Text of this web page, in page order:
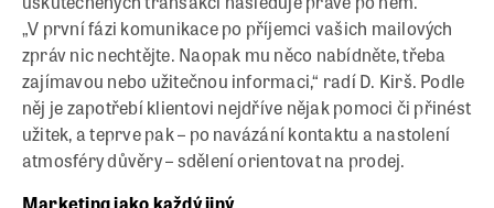
„V první fázi komunikace po příjemci vašich mailových
zpráv nic nechtějte. Naopak mu něco nabídněte, třeba
zajímavou nebo užitečnou informaci,“ radí D. Kirš. Podle
něj je zapotřebí klientovi nejdříve nějak pomoci či přinést
užitek, a teprve pak – po navázání kontaktu a nastolení
atmosféry důvěry – sdělení orientovat na prodej.